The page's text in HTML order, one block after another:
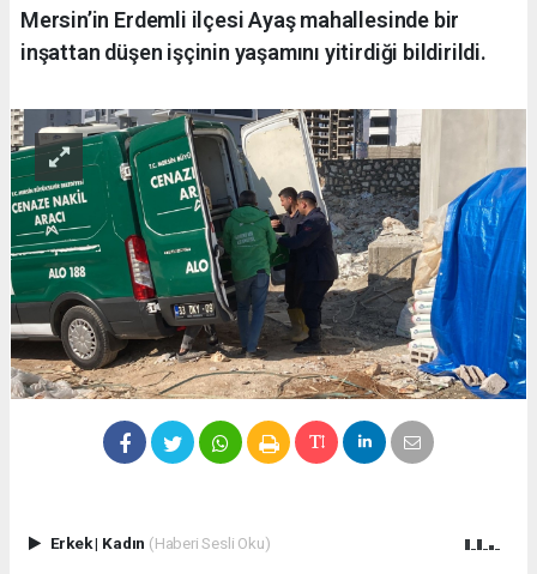
Mersin’in Erdemli ilçesi Ayaş mahallesinde bir
inşattan düşen işçinin yaşamını yitirdiği bildirildi.
Erkek| Kadın (Haberi Sesli Oku)